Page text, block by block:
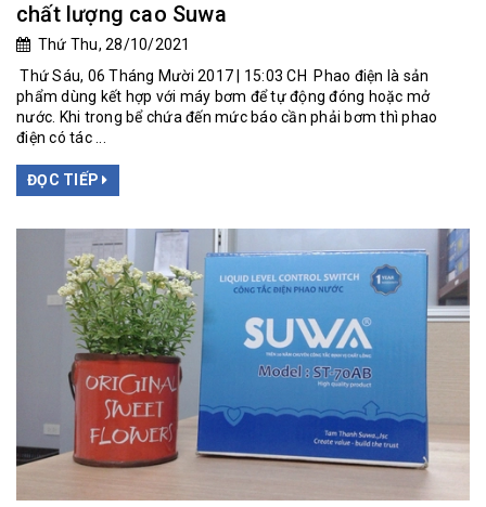
chất lượng cao Suwa
Thứ Thu, 28/10/2021
Thứ Sáu, 06 Tháng Mười 2017 | 15:03 CH Phao điện là sản
phẩm dùng kết hợp với máy bơm để tự động đóng hoặc mở
nước. Khi trong bể chứa đến mức báo cần phải bơm thì phao
điện có tác ...
ĐỌC TIẾP